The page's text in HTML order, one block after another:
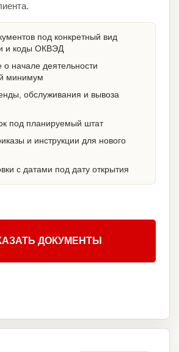
под конкретный вид
и коды ОКВЭД
начале деятельности
минимум
обслуживания и вывоза
под планируемый штат
и инструкции для нового
с датами под дату открытия
ДОКУМЕНТЫ